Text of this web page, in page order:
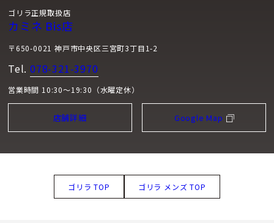
ゴリラ正規取扱店
カミネ Bis店
〒650-0021 神戸市中央区三宮町3丁目1-2
Tel. 078-321-3970
営業時間 10:30～19:30（水曜定休）
店舗詳細 Google Map
ゴリラ TOP ゴリラ メンズ TOP